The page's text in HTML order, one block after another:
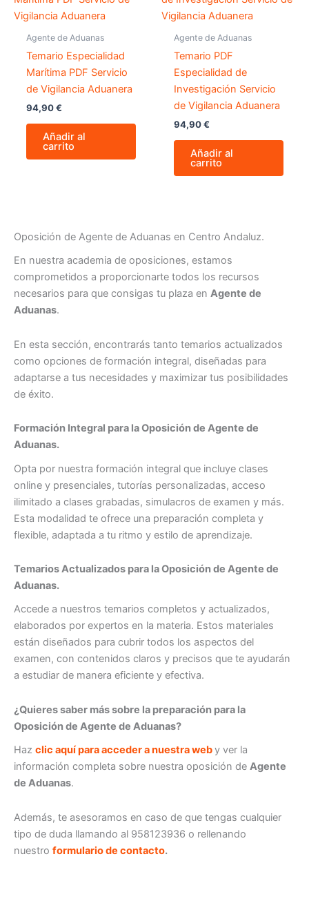
Agente de Aduanas
Temario Especialidad
Marítima PDF Servicio
de Vigilancia Aduanera
94,90€
Añadir al
carrito
Agente de Aduanas
Temario PDF
Especialidad de
Investigación Servicio
de Vigilancia Aduanera
94,90€
Añadir al
carrito
Oposición de Agente de Aduanas en Centro Andaluz.
En nuestra academia de oposiciones, estamos
comprometidos a proporcionarte todos los recursos
necesarios para que consigas tu plaza en Agente de
Aduanas.
En esta sección, encontrarás tanto temarios actualizados
como opciones de formación integral, diseñadas para
adaptarse a tus necesidades y maximizar tus posibilidades
de éxito.
Formación Integral para la Oposición de Agente de
Aduanas.
Opta por nuestra formación integral que incluye clases
online y presenciales, tutorías personalizadas, acceso
ilimitado a clases grabadas, simulacros de examen y más.
Esta modalidad te ofrece una preparación completa y
flexible, adaptada a tu ritmo y estilo de aprendizaje.
Temarios Actualizados para la Oposición de Agente de
Aduanas.
Accede a nuestros temarios completos y actualizados,
elaborados por expertos en la materia. Estos materiales
están diseñados para cubrir todos los aspectos del
examen, con contenidos claros y precisos que te ayudarán
a estudiar de manera eficiente y efectiva.
¿Quieres saber más sobre la preparación para la
Oposición de Agente de Aduanas?
Haz clic aquí para acceder a nuestra weby ver la
información completa sobre nuestra oposición de Agente
de Aduanas.
Además, te asesoramos en caso de que tengas cualquier
tipo de duda llamando al 958123936 o rellenando
nuestro formulario de contacto.